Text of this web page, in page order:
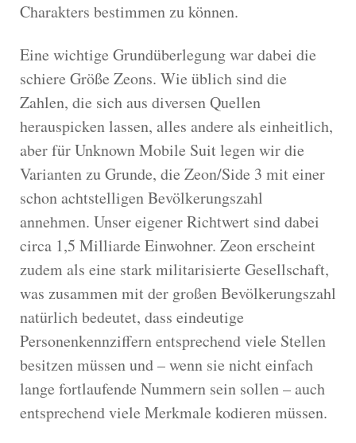
Charakters bestimmen zu können.
Eine wichtige Grundüberlegung war dabei die
schiere Größe Zeons. Wie üblich sind die
Zahlen, die sich aus diversen Quellen
herauspicken lassen, alles andere als einheitlich,
aber für Unknown Mobile Suit legen wir die
Varianten zu Grunde, die Zeon/Side 3 mit einer
schon achtstelligen Bevölkerungszahl
annehmen. Unser eigener Richtwert sind dabei
circa 1,5 Milliarde Einwohner. Zeon erscheint
zudem als eine stark militarisierte Gesellschaft,
was zusammen mit der großen Bevölkerungszahl
natürlich bedeutet, dass eindeutige
Personenkennziffern entsprechend viele Stellen
besitzen müssen und – wenn sie nicht einfach
lange fortlaufende Nummern sein sollen – auch
entsprechend viele Merkmale kodieren müssen.